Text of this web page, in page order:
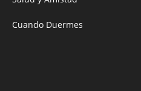
Cuando Duermes